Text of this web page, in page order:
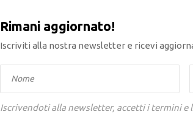
Rimani aggiornato!
Iscriviti alla nostra newsletter e ricevi
Iscrivendoti alla newsletter, accetti i termini e